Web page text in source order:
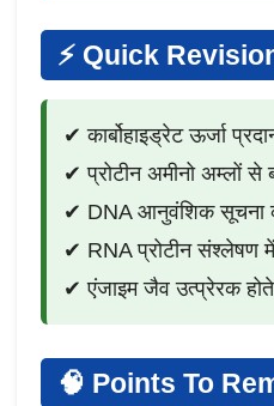
⚡ Quick
✔ कार्बोहाइड्रेट ऊर्जा
✔ प्रोटीन अमीनो अम्लों से
✔ DNA आनुवंशिक सूचना
✔ RNA प्रोटीन संश्लेषण
✔ एंजाइम जैव उत्प्रेरक
🧠 Points To